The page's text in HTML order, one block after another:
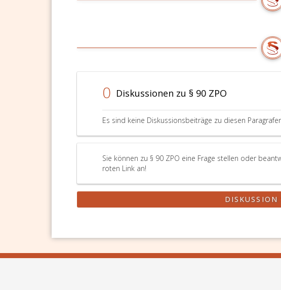
0 Diskussionen zu § 90 ZPO
Es sind keine Diskussionsbeiträge zu diesen
Sie können zu § 90 ZPO eine Frage stellen oder
roten Link an!
DISKUSSION